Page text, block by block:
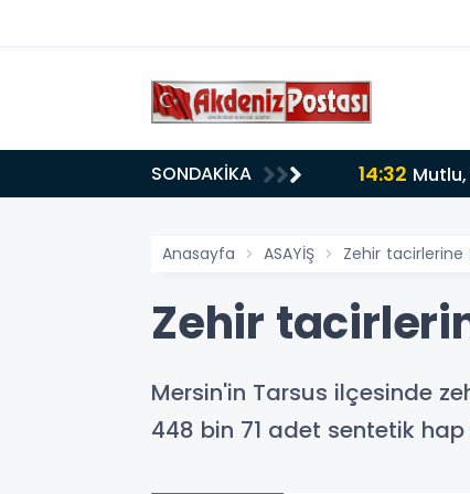
SONDAKİKA 14:12
Anasayfa ASAYİŞ Zehir
Zehir
Mersin'in Tarsus ilçesinde
448 bin 71 adet sentetik